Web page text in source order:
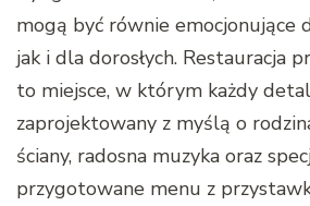
mogą być równie emocjonujące
jak i dla dorosłych. Restauracja
to miejsce, w którym każdy
zaprojektowany z myślą o
ściany, radosna muzyka oraz
przygotowane menu z